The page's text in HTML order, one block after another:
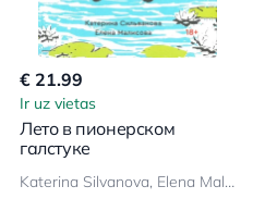
€ 21.99
Ir uz vietas
Лето в пионерском
галстуке
Katerina Silvanova, Elena Malisova